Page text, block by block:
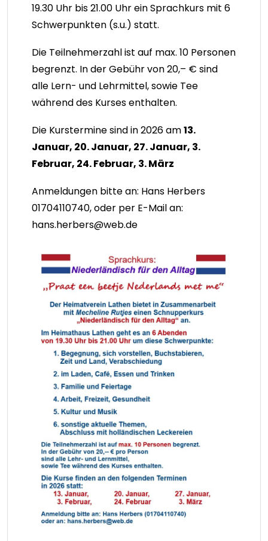
19.30 Uhr bis 21.00 Uhr ein Sprachkurs mit 6
Schwerpunkten (s.u.) statt.
Die Teilnehmerzahl ist auf max. 10 Personen
begrenzt. In der Gebühr von 20,– € sind
alle Lern- und Lehrmittel, sowie Tee
während des Kurses enthalten.
Die Kurstermine sind in 2026 am13.
Januar, 20. Januar, 27. Januar, 3.
Februar, 24. Februar, 3. März
Anmeldungen bitte an: Hans Herbers
01704110740, oder per E-Mail an:
hans.herbers@web.de